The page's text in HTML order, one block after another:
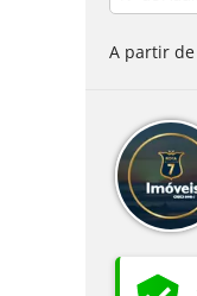
A partir de